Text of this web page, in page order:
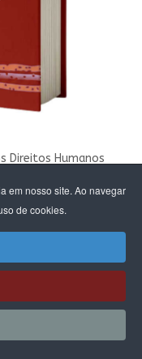
em nosso site. Ao navegar
de cookies.
Direitos Humanos
lideranças de
negros e negras
e os ataques